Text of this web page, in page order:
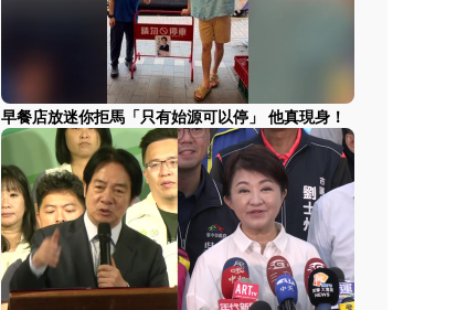
早餐店放迷你拒馬「只有始源可以停」 他真現身！